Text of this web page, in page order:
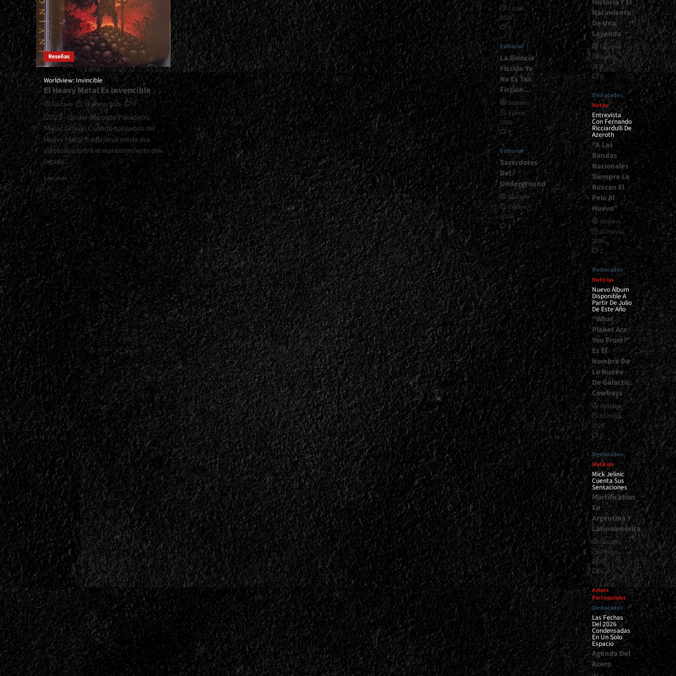
Reseñas
Worldview: Invincible
El Heavy Metal Es Invencible
Gustavo 26 enero, 2026
0
(2025 - Girder Records/Pakaderm
Music Group) Cuando hablamos del
Heavy Metal tradicional existe esa
dicotomía entre el mantenimiento del
legado...
Leer más Read
more
about
<small>Worldview:
Invincible<span>
|
</span>
</small>
<div>El
Heavy
Metal
Es
Invencible</div>
1 julio,
2026
0
Editorial
La Ciencia
Ficción Ya
No Es Tan
Ficción…
Gustavo
1 junio,
2026
0
Editorial
Sacerdotes
Del
Underground
Gustavo
1 mayo,
2026
0
Historia Y El
Nacimiento
De Una
Leyenda
Gustavo
8 julio,
2026
0
Destacados
Notas
Entrevista
Con Fernando
Ricciardulli De
Azeroth
“A Las
Bandas
Nacionales
Siempre Le
Buscan El
Pelo Al
Huevo”
Gustavo
21 mayo,
2026
2
Destacados
Noticias
Nuevo Álbum
Disponible A
Partir De Julio
De Este Año
“What
Planet Are
You From?”
Es El
Nombre De
Lo Nuevo
De Galactic
Cowboys
Gustavo
15 mayo,
2026
0
Destacados
Noticias
Mick Jelinic
Cuenta Sus
Sensaciones
Mortification
En
Argentina Y
Latinoamérica
Gustavo
7 mayo,
2026
0
Avisos
Parroquiales
Destacados
Las Fechas
Del 2026
Condensadas
En Un Solo
Espacio
Agenda Del
Acero